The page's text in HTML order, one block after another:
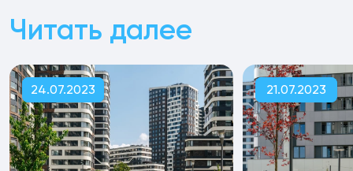
Читать далее
24.07.2023 21.07.2023